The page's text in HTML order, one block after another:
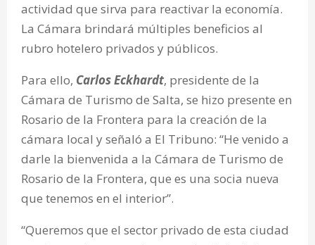
actividad que sirva para reactivar la economía.
La Cámara brindará múltiples beneficios al
rubro hotelero privados y públicos.
Para ello, Carlos Eckhardt, presidente de la
Cámara de Turismo de Salta, se hizo presente en
Rosario de la Frontera para la creación de la
cámara local y señaló a El Tribuno: “He venido a
darle la bienvenida a la Cámara de Turismo de
Rosario de la Frontera, que es una socia nueva
que tenemos en el interior”.
“Queremos que el sector privado de esta ciudad